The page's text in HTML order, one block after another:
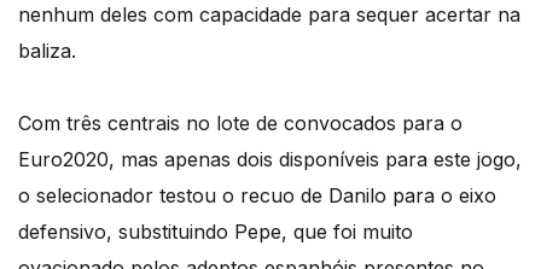
nenhum deles com capacidade para sequer acertar na
baliza.
Com três centrais no lote de convocados para o
Euro2020, mas apenas dois disponíveis para este jogo,
o selecionador testou o recuo de Danilo para o eixo
defensivo, substituindo Pepe, que foi muito